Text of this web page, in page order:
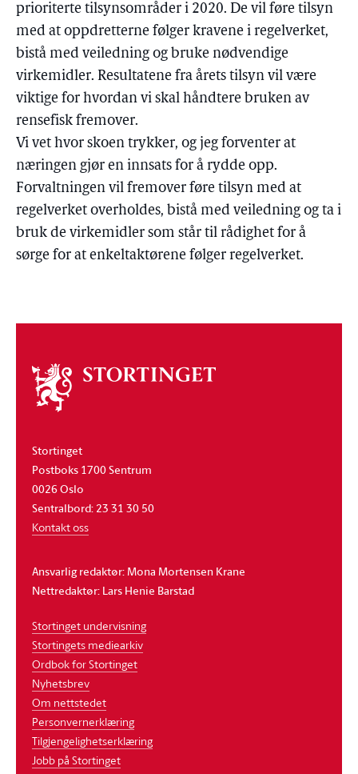
prioriterte tilsynsområder i 2020. De vil føre tilsyn
med at oppdretterne følger kravene i regelverket,
bistå med veiledning og bruke nødvendige
virkemidler. Resultatene fra årets tilsyn vil være
viktige for hvordan vi skal håndtere bruken av
rensefisk fremover.
Vi vet hvor skoen trykker, og jeg forventer at
næringen gjør en innsats for å rydde opp.
Forvaltningen vil fremover føre tilsyn med at
regelverket overholdes, bistå med veiledning og ta i
bruk de virkemidler som står til rådighet for å
sørge for at enkeltaktørene følger regelverket.
Om
stortinget
Stortinget
Postboks 1700 Sentrum
0026 Oslo
Sentralbord: 23 31 30 50
Kontakt oss
Ansvarlig redaktør: Mona Mortensen Krane
Nettredaktør: Lars Henie Barstad
Stortinget undervisning
Stortingets mediearkiv
Ordbok for Stortinget
Nyhetsbrev
Om nettstedet
Personvernerklæring
Tilgjengelighetserklæring
Jobb på Stortinget